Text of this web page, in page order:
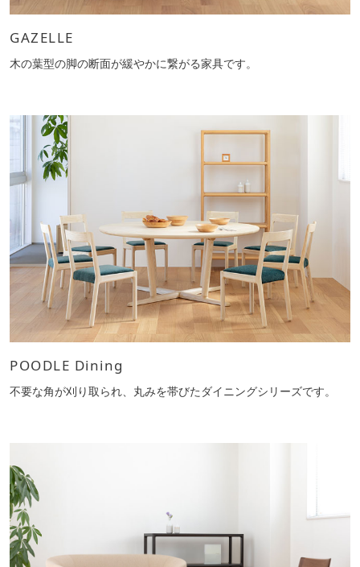
GAZELLE
木の葉型の脚の断面が緩やかに繋がる家具です。
POODLE Dining
不要な角が刈り取られ、丸みを帯びたダイニングシリーズです。